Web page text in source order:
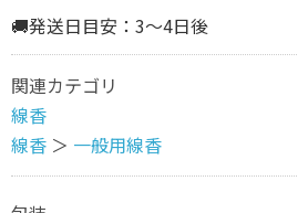
🚚発送日目安：3～4日後
関連カテゴリ
線香
線香 ＞ 一般用線香